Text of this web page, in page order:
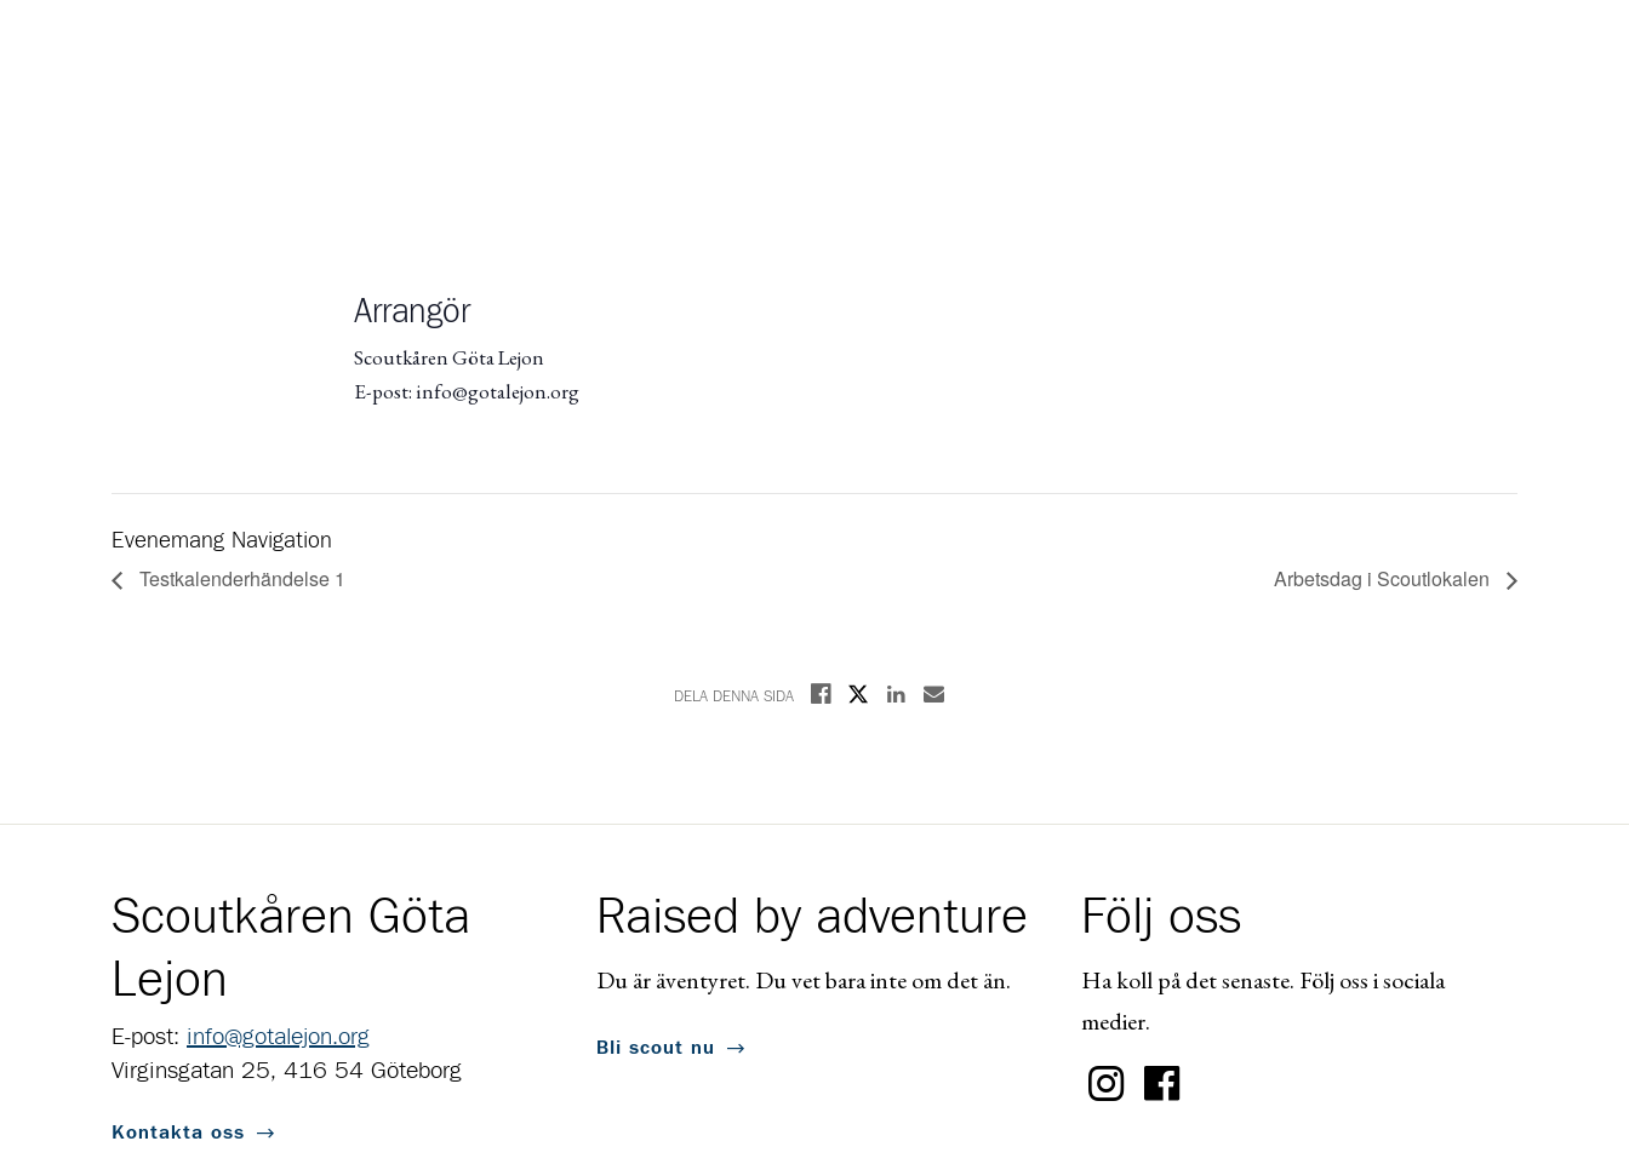
Arrangör
Scoutkåren Göta Lejon
E-post: info@gotalejon.org
Evenemang Navigation
Testkalenderhändelse 1 Arbetsdag i Scoutlokalen
DELA DENNA SIDA Dela på Facebook
Dela på XDela på Linkedin
Dela med E-post
Scoutkåren Göta
Lejon
E-post: info@gotalejon.org
Virginsgatan 25, 416 54 Göteborg
Kontakta oss
Raised by adventure
Du är äventyret. Du vet bara inte om det än.
Bli scout nu
Följ oss
Ha koll på det senaste. Följ oss i sociala
medier.